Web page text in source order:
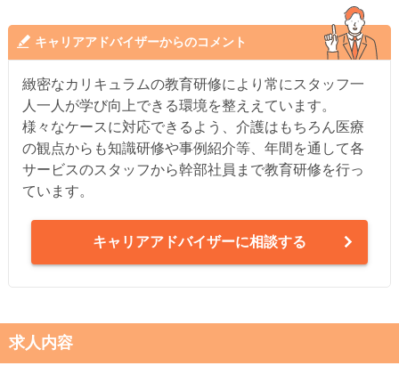
キャリアアドバイザーからのコメント
緻密なカリキュラムの教育研修により常にスタッフ一
人一人が学び向上できる環境を整ええています。
様々なケースに対応できるよう、介護はもちろん医療
の観点からも知識研修や事例紹介等、年間を通して各
サービスのスタッフから幹部社員まで教育研修を行っ
ています。
キャリアアドバイザーに相談する
求人内容